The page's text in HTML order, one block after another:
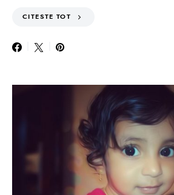
CITESTE TOT